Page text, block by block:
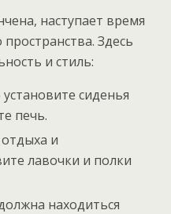
наступает время
Здесь
и стиль:
сиденья
печь.
и
лавочки и полки
находиться